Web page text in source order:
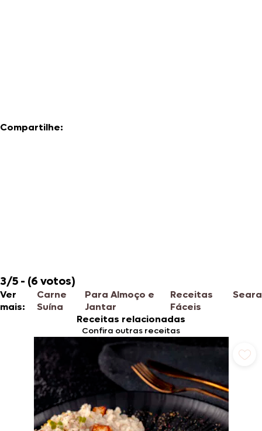
Compartilhe:
3/5 - (6 votos)
Ver
mais:
Carne
Suína
Para Almoço e
Jantar
Receitas
Fáceis
Seara
Receitas relacionadas
Confira outras receitas